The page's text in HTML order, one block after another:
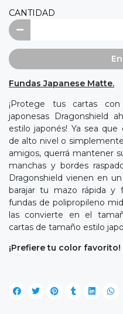
CANTIDAD
Fundas Japanese Matte.
¡Protege tus cartas
japonesas Dragonshield
estilo japonés! Ya sea
de alto nivel o
amigos, querrá mantener
manchas y bordes
Dragonshield vienen en
barajar tu mazo rápida y
fundas de polipropileno
las convierte en el
cartas de tamaño estilo
¡Prefiere tu color favorito!